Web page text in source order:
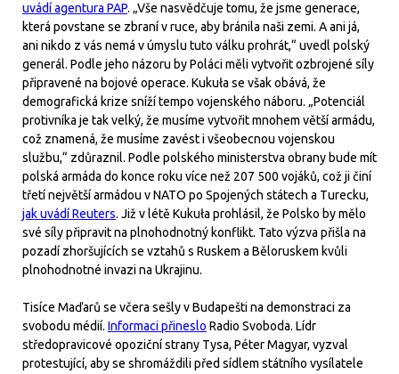
uvádí agentura PAP. „Vše nasvědčuje tomu, že jsme generace,
která povstane se zbraní v ruce, aby bránila naši zemi. A ani já,
ani nikdo z vás nemá v úmyslu tuto válku prohrát,“ uvedl polský
generál. Podle jeho názoru by Poláci měli vytvořit ozbrojené síly
připravené na bojové operace. Kukuła se však obává, že
demografická krize sníží tempo vojenského náboru. „Potenciál
protivníka je tak velký, že musíme vytvořit mnohem větší armádu,
což znamená, že musíme zavést i všeobecnou vojenskou
službu,“ zdůraznil. Podle polského ministerstva obrany bude mít
polská armáda do konce roku více než 207 500 vojáků, což ji činí
třetí největší armádou v NATO po Spojených státech a Turecku,
jak uvádí Reuters. Již v létě Kukuła prohlásil, že Polsko by mělo
své síly připravit na plnohodnotný konflikt. Tato výzva přišla na
pozadí zhoršujících se vztahů s Ruskem a Běloruskem kvůli
plnohodnotné invazi na Ukrajinu.
Tisíce Maďarů se včera sešly v Budapešti na demonstraci za
svobodu médií. Informaci přineslo Radio Svoboda. Lídr
středopravicové opoziční strany Tysa, Péter Magyar, vyzval
protestující, aby se shromáždili před sídlem státního vysílatele